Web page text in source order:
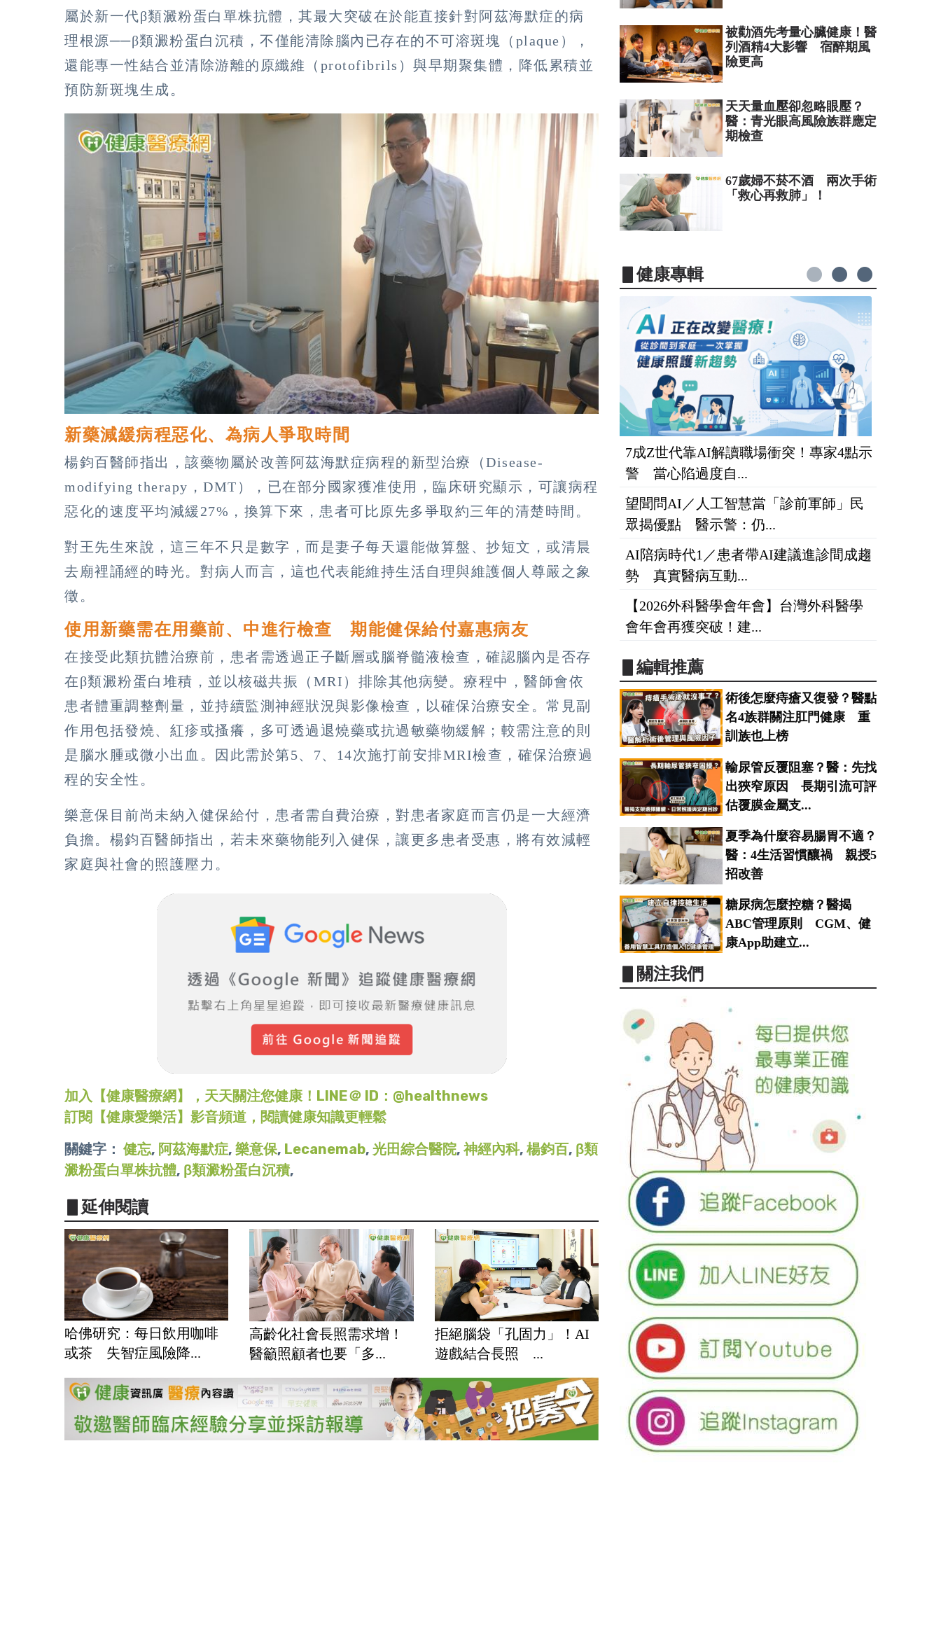
屬於新一代β類澱粉蛋白單株抗體，其最大突破在於能直接針對阿茲海默症的病
理根源──β類澱粉蛋白沉積，不僅能清除腦內已存在的不可溶斑塊（plaque），
還能專一性結合並清除游離的原纖維（protofibrils）與早期聚集體，降低累積並
預防新斑塊生成。
新藥減緩病程惡化、為病人爭取時間
楊鈞百醫師指出，該藥物屬於改善阿茲海默症病程的新型治療（Disease-
modifying therapy，DMT），已在部分國家獲准使用，臨床研究顯示，可讓病程
惡化的速度平均減緩27%，換算下來，患者可比原先多爭取約三年的清楚時間。
對王先生來說，這三年不只是數字，而是妻子每天還能做算盤、抄短文，或清晨
去廟裡誦經的時光。對病人而言，這也代表能維持生活自理與維護個人尊嚴之象
徵。
使用新藥需在用藥前、中進行檢查 期能健保給付嘉惠病友
在接受此類抗體治療前，患者需透過正子斷層或腦脊髓液檢查，確認腦內是否存
在β類澱粉蛋白堆積，並以核磁共振（MRI）排除其他病變。療程中，醫師會依
患者體重調整劑量，並持續監測神經狀況與影像檢查，以確保治療安全。常見副
作用包括發燒、紅疹或搔癢，多可透過退燒藥或抗過敏藥物緩解；較需注意的則
是腦水腫或微小出血。因此需於第5、7、14次施打前安排MRI檢查，確保治療過
程的安全性。
樂意保目前尚未納入健保給付，患者需自費治療，對患者家庭而言仍是一大經濟
負擔。楊鈞百醫師指出，若未來藥物能列入健保，讓更多患者受惠，將有效減輕
家庭與社會的照護壓力。
加入【健康醫療網】，天天關注您健康！LINE＠ ID：@healthnews
訂閱【健康愛樂活】影音頻道，閱讀健康知識更輕鬆
關鍵字： 健忘, 阿茲海默症, 樂意保, Lecanemab, 光田綜合醫院,神經內科, 楊鈞百, β類
澱粉蛋白單株抗體, β類澱粉蛋白沉積,
▋延伸閱讀
哈佛研究：每日飲用咖啡
或茶 失智症風險降...
高齡化社會長照需求增！
醫籲照顧者也要「多...
拒絕腦袋「孔固力」！AI
遊戲結合長照 ...
被勸酒先考量心臟健康！醫
列酒精4大影響 宿醉期風
險更高
天天量血壓卻忽略眼壓？
醫：青光眼高風險族群應定
期檢查
67歲婦不菸不酒 兩次手術
「救心再救肺」！
▋健康專輯
7成Z世代靠AI解讀職場衝突！專家4點示
警 當心陷過度自...
望聞問AI／人工智慧當「診前軍師」民
眾揭優點 醫示警：仍...
AI陪病時代1／患者帶AI建議進診間成趨
勢 真實醫病互動...
【2026外科醫學會年會】台灣外科醫學
會年會再獲突破！建...
▋編輯推薦
術後怎麼痔瘡又復發？醫點
名4族群關注肛門健康 重
訓族也上榜
輸尿管反覆阻塞？醫：先找
出狹窄原因 長期引流可評
估覆膜金屬支...
夏季為什麼容易腸胃不適？
醫：4生活習慣釀禍 親授5
招改善
糖尿病怎麼控糖？醫揭
ABC管理原則 CGM、健
康App助建立...
▋關注我們